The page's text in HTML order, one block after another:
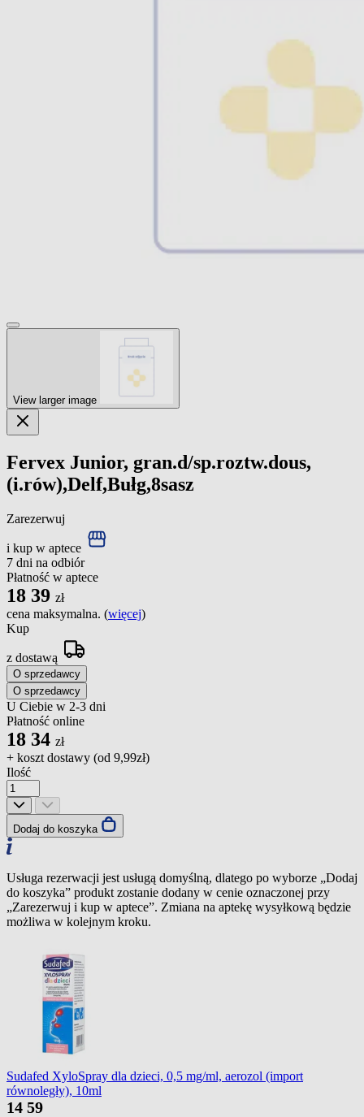
View larger image
Fervex Junior, gran.d/sp.roztw.dous,
(i.rów),Delf,Bułg,8sasz
Zarezerwuj
i kup w aptece
7 dni na odbiór
Płatność w aptece
18 39 zł
cena maksymalna. (więcej)
Kup
z dostawą
O sprzedawcy
O sprzedawcy
U Ciebie w 2-3 dni
Płatność online
18 34 zł
+ koszt dostawy (od 9,99zł)
Ilość
Dodaj do koszyka
Usługa rezerwacji jest usługą domyślną, dlatego po wyborze „Dodaj
do koszyka” produkt zostanie dodany w cenie oznaczonej przy
„Zarezerwuj i kup w aptece”. Zmiana na aptekę wysyłkową będzie
możliwa w kolejnym kroku.
Sudafed XyloSpray dla dzieci, 0,5 mg/ml, aerozol (import
równoległy), 10ml
14 59